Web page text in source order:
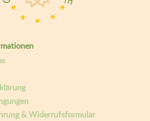
& Widerrufsformular